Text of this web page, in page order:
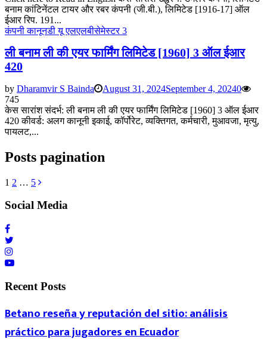
बनाम कांटिनेंटल टायर और रबर कंपनी (जी.बी.), लिमिटेड [1916-17] ऑल
ईआर रिप. 191...
कंपनी कानूनडी यू एलएलबीसेमेस्टर 3
ली बनाम ली की एयर फार्मिंग लिमिटेड [1960] 3 ऑल ईआर
420
by Dharamvir S Bainda August 31, 2024September 4, 20240
745
केस सारांश संदर्भ: ली बनाम ली की एयर फार्मिंग लिमिटेड [1960] 3 ऑल ईआर
420 कीवर्ड: अलग कानूनी इकाई, कॉर्पोरेट, व्यक्तिगत, कर्मचारी, मुआवजा, मृत्यु,
पायलट,...
Posts pagination
1 2 … 5
Social Media
Recent Posts
Betano reseña y reputación del sitio: análisis
práctico para jugadores en Ecuador